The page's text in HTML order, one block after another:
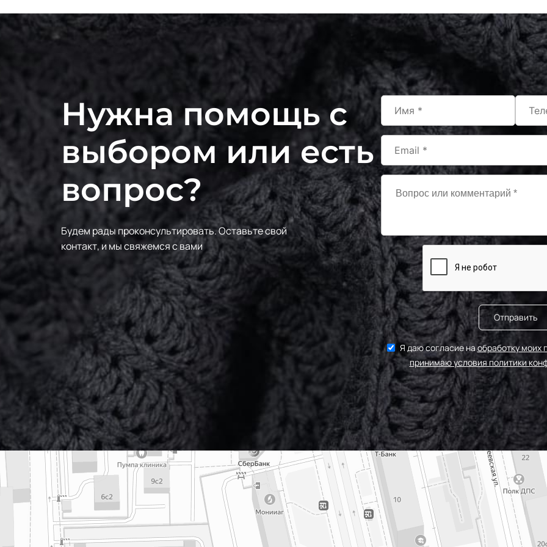
Нужна помощь с
выбором или есть
вопрос?
Будем рады проконсультировать.Оставьте свой
контакт, и мы свяжемся с вами
Отправить
Я даю согласие наобработку моих
принимаю условия политики